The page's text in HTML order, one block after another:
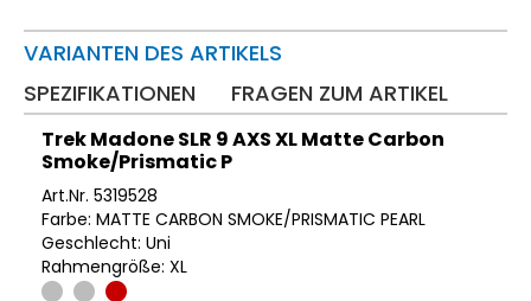
VARIANTEN DES ARTIKELS
SPEZIFIKATIONEN
FRAGEN ZUM ARTIKEL
Trek Madone SLR 9 AXS XL Matte Carbon
Smoke/Prismatic P
Art.Nr. 5319528
Farbe: MATTE CARBON SMOKE/PRISMATIC PEARL
Geschlecht: Uni
Rahmengröße: XL